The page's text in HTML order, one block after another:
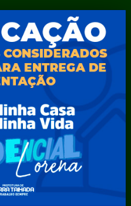
Social e Audiovisual
Econômico e Turismo
Pública e Energia Elétrica
– SEMU
– SAD
e Recursos Hídricos –
Familiar – SEMAF
– SEST
e Lazer – SEMEL
– SECFIN
– SEGOV
Ambiente – SEMA
e Gestão – SEPLAG